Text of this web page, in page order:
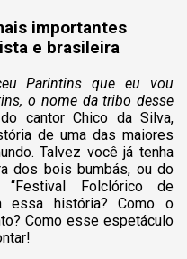
importantes
e brasileira
Parintins que eu vou
o nome da tribo desse
cantor Chico da Silva,
de uma das maiores
Talvez você já tenha
dos bois bumbás, ou do
“Festival Folclórico de
essa história? Como o
Como esse espetáculo